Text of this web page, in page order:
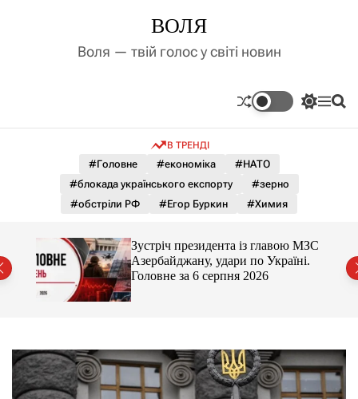
д
у
ВОЛЯ
Воля — твій голос у світі новин
П
к
а
о
л
ь
г
о
р
е
М П
В ТРЕНДІ
#Головне #економіка
#НАТО
#блокада українського експорту
#зерно
#обстріли РФ
#Егор Буркин #Химия
Зустріч президента із главою МЗС
Азербайджану, удари по Україні.
Головне за 6 серпня 2026